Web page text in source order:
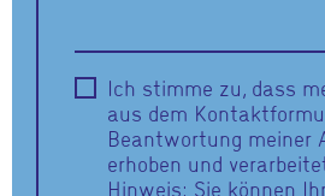
Ich stimme zu, dass
aus dem
Beantwortung meiner
erhoben und
Hinweis: Sie können